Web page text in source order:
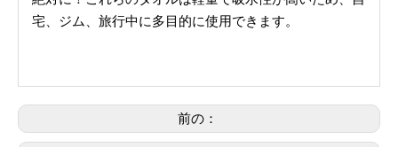
宅、ジム、旅行中に多目的に使用できます。
前の：